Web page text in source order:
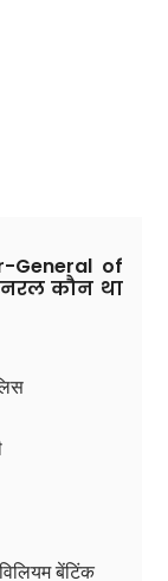
General of
कौन था
बेंटिंक